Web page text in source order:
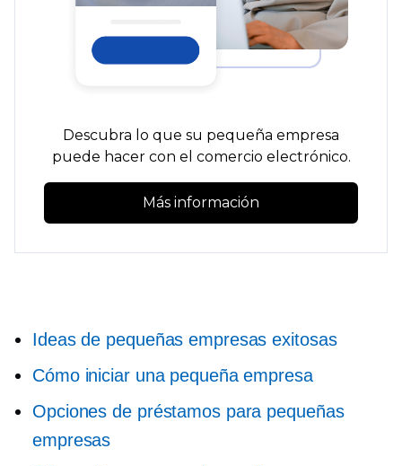
Descubra lo que su pequeña empresa
puede hacer con el comercio electrónico.
Más información
Ideas de pequeñas empresas exitosas
Cómo iniciar una pequeña empresa
Opciones de préstamos para pequeñas
empresas